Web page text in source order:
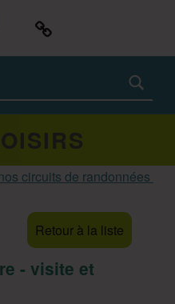
circuits de randonnées
Retour à la liste
- visite et